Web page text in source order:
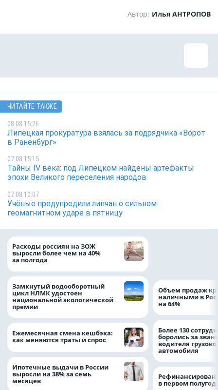
Автор: Илья АНТРОПОВ
ЧИТАЙТЕ ТАКЖЕ
08.08 15:26
Липецкая прокуратура взялась за подрядчика «Ворот
в Раненбург»
07.08 15:15
Тайны IV века: под Липецком найдены артефакты
эпохи Великого переселения народов
07.08 10:07
Учёные предупредили липчан о сильном
геомагнитном ударе в пятницу
Расходы россиян на ЗОЖ
выросли более чем на 40%
за полгода
Замкнутый водооборотный
цикл НЛМК удостоен
национальной экологической
премии
Ежемесячная смена кешбэка:
как меняются траты и спрос
Ипотечные выдачи в России
выросли на 38% за семь
месяцев
Объем продаж
наличными в
на 64%
Более 130
боролись за
водителя
автомобиля
в первом